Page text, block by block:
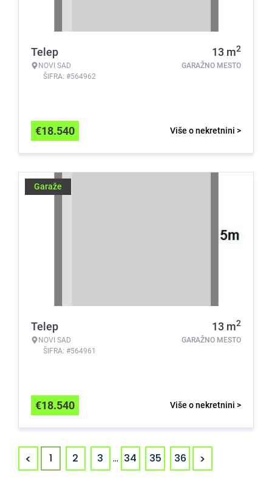
Telep
NOVI SAD
ŠIFRA: #564962
13 m2
GARAŽNO MESTO
Više o nekretnini >
€18.540
Garaže
Telep
NOVI SAD
ŠIFRA: #564961
13 m2
GARAŽNO MESTO
Više o nekretnini >
€18.540
< 1 2 3 ... 34 35 36 >